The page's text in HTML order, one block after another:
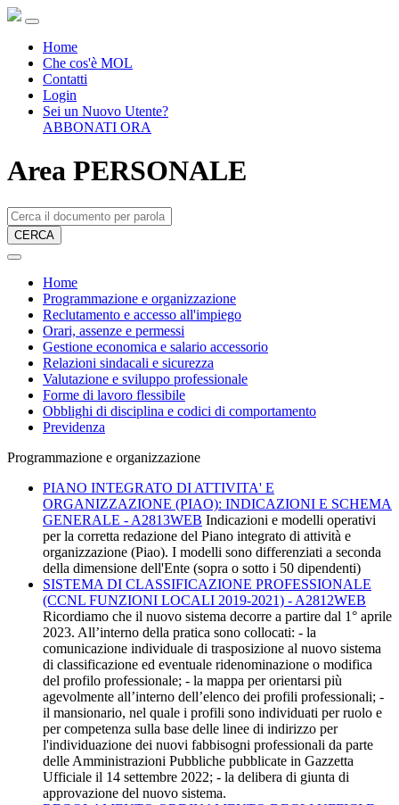
Home
Che cos'è MOL
Contatti
Login
Sei un Nuovo Utente?
ABBONATI ORA
Area PERSONALE
CERCA
Home
Programmazione e organizzazione
Reclutamento e accesso all'impiego
Orari, assenze e permessi
Gestione economica e salario accessorio
Relazioni sindacali e sicurezza
Valutazione e sviluppo professionale
Forme di lavoro flessibile
Obblighi di disciplina e codici di comportamento
Previdenza
Programmazione e organizzazione
PIANO INTEGRATO DI ATTIVITA' E
ORGANIZZAZIONE (PIAO): INDICAZIONI E SCHEMA
GENERALE - A2813WEB Indicazioni e modelli operativi
per la corretta redazione del Piano integrato di attività e
organizzazione (Piao). I modelli sono differenziati a seconda
della dimensione dell'Ente (sopra o sotto i 50 dipendenti)
SISTEMA DI CLASSIFICAZIONE PROFESSIONALE
(CCNL FUNZIONI LOCALI 2019-2021) - A2812WEB
Ricordiamo che il nuovo sistema decorre a partire dal 1° aprile
2023. All’interno della pratica sono collocati: - la
comunicazione individuale di trasposizione al nuovo sistema
di classificazione ed eventuale ridenominazione o modifica
del profilo professionale; - la mappa per orientarsi più
agevolmente all’interno dell’elenco dei profili professionali; -
il mansionario, nel quale i profili sono individuati per ruolo e
per competenza sulla base delle linee di indirizzo per
l'individuazione dei nuovi fabbisogni professionali da parte
delle Amministrazioni Pubbliche pubblicate in Gazzetta
Ufficiale il 14 settembre 2022; - la delibera di giunta di
approvazione del nuovo sistema.